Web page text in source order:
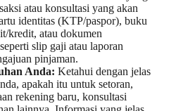
atau konsultasi yang akan
identitas (KTP/paspor), buku
kredit, atau dokumen
slip gaji atau laporan
pinjaman.
Anda: Ketahui dengan jelas
apakah itu untuk setoran,
rekening baru, konsultasi